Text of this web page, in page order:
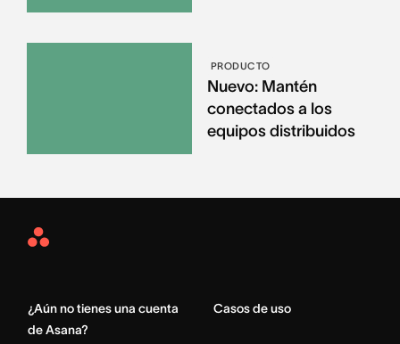
PRODUCTO
Nuevo: Mantén
conectados a los
equipos distribuidos
Asana
¿Aún no tienes una cuenta
de Asana?
Casos de uso